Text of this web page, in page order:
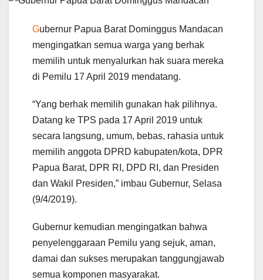
Gubernur Papua Barat Dominggus Mandacan
mengingatkan semua warga yang berhak
memilih untuk menyalurkan hak suara mereka
di Pemilu 17 April 2019 mendatang.
“Yang berhak memilih gunakan hak pilihnya.
Datang ke TPS pada 17 April 2019 untuk
secara langsung, umum, bebas, rahasia untuk
memilih anggota DPRD kabupaten/kota, DPR
Papua Barat, DPR RI, DPD RI, dan Presiden
dan Wakil Presiden,” imbau Gubernur, Selasa
(9/4/2019).
Gubernur kemudian mengingatkan bahwa
penyelenggaraan Pemilu yang sejuk, aman,
damai dan sukses merupakan tanggungjawab
semua komponen masyarakat.